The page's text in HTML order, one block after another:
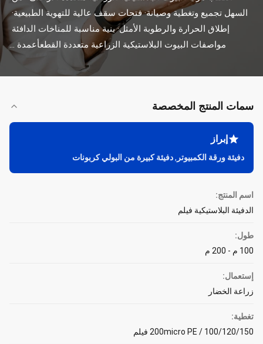
السهل تجميع وتغطية وصيانة· فتحات سقف عالية للتهوية الطبيعية·
مواصفات البيوت البلاستيكية الزراعية متعددة القطعأعمدة ...
سمات المنتج المخصصة
إبراز
دفيئة ورقة الكمبيوتر ,دفيئة كبيرة من البولي كربونات
اسم المنتج:
الدفيئة البلاستيكية فيلم
طول:
100 م - 200 م
إستعمال:
زراعة الخضار
تغطية:
100/120/150 / 200micro PE فيلم